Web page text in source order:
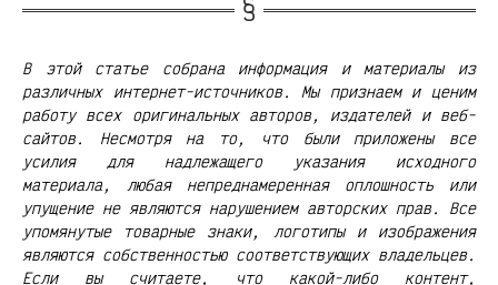
В этой статье собрана информация и материалы из
различных интернет-источников. Мы признаем и ценим
работу всех оригинальных авторов, издателей и веб-
сайтов. Несмотря на то, что были приложены все
усилия для надлежащего указания исходного
материала, любая непреднамеренная оплошность или
упущение не являются нарушением авторских прав. Все
упомянутые товарные знаки, логотипы и изображения
являются собственностью соответствующих владельцев.
Если вы считаете, что какой-либо контент,